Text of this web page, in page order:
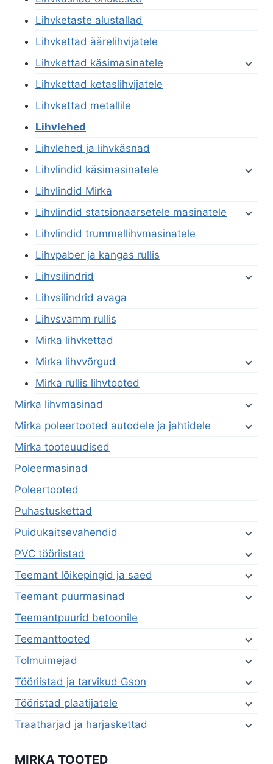
Lihvketaste alustallad
Lihvkettad äärelihvijatele
Lihvkettad käsimasinatele
Lihvkettad ketaslihvijatele
Lihvkettad metallile
Lihvlehed
Lihvlehed ja lihvkäsnad
Lihvlindid käsimasinatele
Lihvlindid Mirka
Lihvlindid statsionaarsetele masinatele
Lihvlindid trummellihvmasinatele
Lihvpaber ja kangas rullis
Lihvsilindrid
Lihvsilindrid avaga
Lihvsvamm rullis
Mirka lihvkettad
Mirka lihvvõrgud
Mirka rullis lihvtooted
Mirka lihvmasinad
Mirka poleertooted autodele ja jahtidele
Mirka tooteuudised
Poleermasinad
Poleertooted
Puhastuskettad
Puidukaitsevahendid
PVC tööriistad
Teemant lõikepingid ja saed
Teemant puurmasinad
Teemantpuurid betoonile
Teemanttooted
Tolmuimejad
Tööriistad ja tarvikud Gson
Tööristad plaatijatele
Traatharjad ja harjaskettad
MIRKA TOOTED